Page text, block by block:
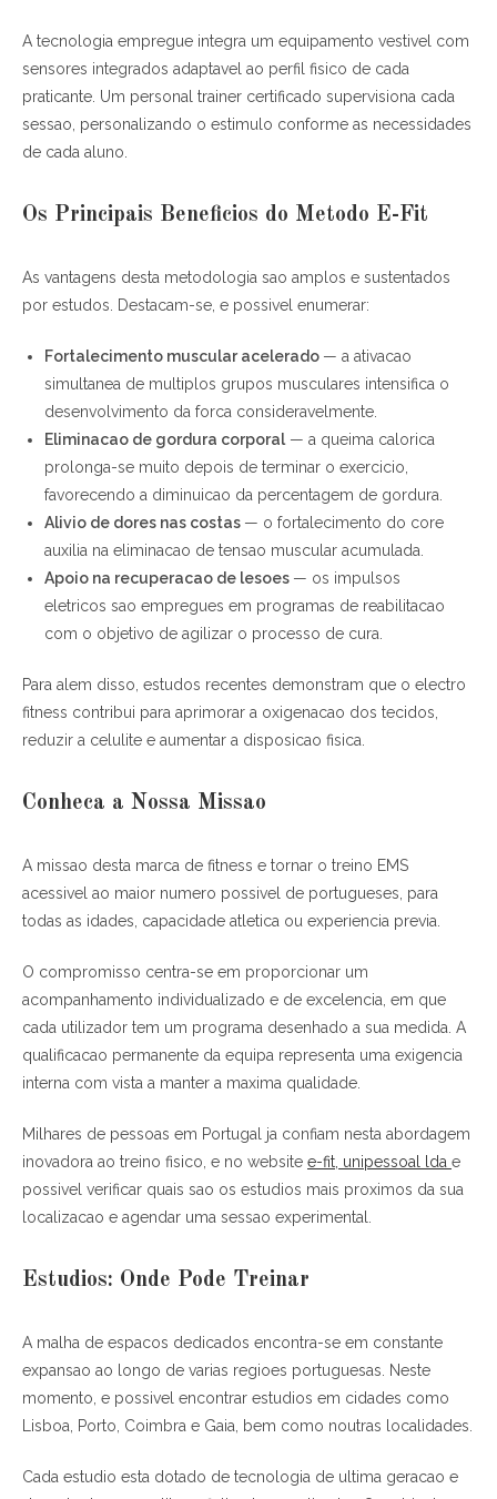
A tecnologia empregue integra um equipamento vestivel com
sensores integrados adaptavel ao perfil fisico de cada
praticante. Um personal trainer certificado supervisiona cada
sessao, personalizando o estimulo conforme as necessidades
de cada aluno.
Os Principais Beneficios do Metodo E-Fit
As vantagens desta metodologia sao amplos e sustentados
por estudos. Destacam-se, e possivel enumerar:
Fortalecimento muscular acelerado — a ativacao
simultanea de multiplos grupos musculares intensifica o
desenvolvimento da forca consideravelmente.
Eliminacao de gordura corporal — a queima calorica
prolonga-se muito depois de terminar o exercicio,
favorecendo a diminuicao da percentagem de gordura.
Alivio de dores nas costas — o fortalecimento do core
auxilia na eliminacao de tensao muscular acumulada.
Apoio na recuperacao de lesoes — os impulsos
eletricos sao empregues em programas de reabilitacao
com o objetivo de agilizar o processo de cura.
Para alem disso, estudos recentes demonstram que o electro
fitness contribui para aprimorar a oxigenacao dos tecidos,
reduzir a celulite e aumentar a disposicao fisica.
Conheca a Nossa Missao
A missao desta marca de fitness e tornar o treino EMS
acessivel ao maior numero possivel de portugueses, para
todas as idades, capacidade atletica ou experiencia previa.
O compromisso centra-se em proporcionar um
acompanhamento individualizado e de excelencia, em que
cada utilizador tem um programa desenhado a sua medida. A
qualificacao permanente da equipa representa uma exigencia
interna com vista a manter a maxima qualidade.
Milhares de pessoas em Portugal ja confiam nesta abordagem
inovadora ao treino fisico, e no website e-fit, unipessoal lda e
possivel verificar quais sao os estudios mais proximos da sua
localizacao e agendar uma sessao experimental.
Estudios: Onde Pode Treinar
A malha de espacos dedicados encontra-se em constante
expansao ao longo de varias regioes portuguesas. Neste
momento, e possivel encontrar estudios em cidades como
Lisboa, Porto, Coimbra e Gaia, bem como noutras localidades.
Cada estudio esta dotado de tecnologia de ultima geracao e